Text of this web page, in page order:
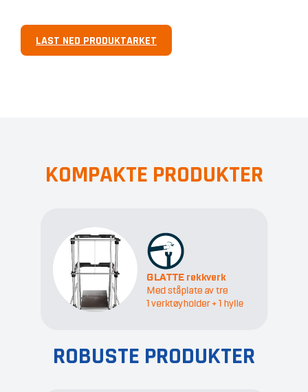
LAST NED PRODUKTARKET
KOMPAKTE PRODUKTER
ROBUSTE PRODUKTER